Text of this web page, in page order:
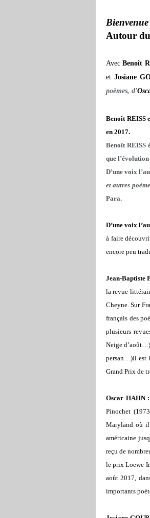
Autour
AvecBenoît
et Josiane
poèmes, d'
Benoît REISS
en 2017.
Benoît REISS
que
D’une voix
et autres
Para.
D’une voix
à faire
encore peu
Jean-Baptiste
la revue
Cheyne. Sur
français des
plusieurs
Neige
persan…)Il est
Grand Prix de
Oscar HAHN :
Pinochet
Maryland où il
américaine
reçu de
le prix Loewe
août 2017,
importants